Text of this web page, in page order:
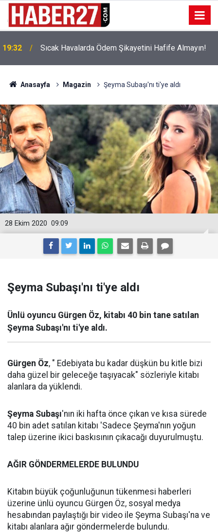
19:32 Sıcak Havalarda Ödem Şikayetini Hafife Almayın!
Anasayfa Magazin Şeyma Subaşı'nı ti'ye aldı
09:09
28 Ekim 2020
Şeyma Subaşı'nı ti'ye aldı
Ünlü oyuncu Gürgen Öz, kitabı 40 bin tane satılan
Şeyma Subaşı'nı ti'ye aldı.
Gürgen Öz, " Edebiyata bu kadar düşkün bu kitle bizi
daha güzel bir geleceğe taşıyacak" sözleriyle kitabı
alanlara da yüklendi.
Şeyma Subaşı'nın iki hafta önce çıkan ve kısa sürede
40 bin adet satılan kitabı 'Sadece Şeyma'nın yoğun
talep üzerine ikici baskısının çıkacağı duyurulmuştu.
AĞIR GÖNDERMELERDE BULUNDU
Kitabın büyük çoğunluğunun tükenmesi haberleri
üzerine ünlü oyuncu Gürgen Öz, sosyal medya
hesabından paylaştığı bir video ile Şeyma Subaşı'na ve
kitabı alanlara ağır göndermelerde bulundu.